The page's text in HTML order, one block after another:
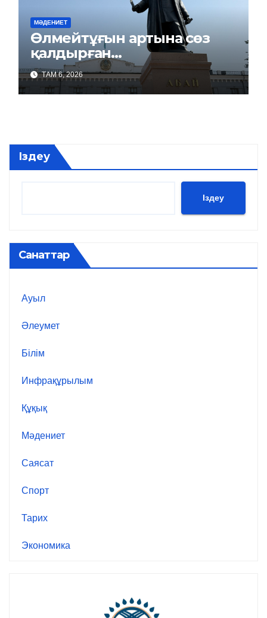
МӘДЕНИЕТ
Өлмейтұғын артына сөз
қалдырған…
ТАМ 6, 2026
Іздеу
Іздеу
Санаттар
Ауыл
Әлеумет
Білім
Инфрақұрылым
Құқық
Мәдениет
Саясат
Спорт
Тарих
Экономика